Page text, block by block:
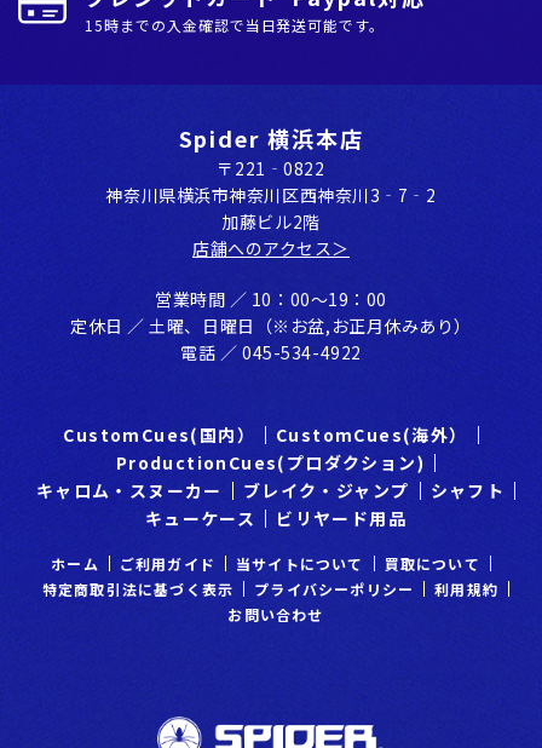
15時までの入金確認で当日発送可能です。
Spider 横浜本店
〒221‐0822
神奈川県横浜市神奈川区⻄神奈川3‐7‐2
加藤ビル2階
店舗へのアクセス＞
営業時間 ／ 10：00〜19：00
定休⽇ ／ ⼟曜、⽇曜⽇（※お盆,お正⽉休みあり）
電話 ／ 045-534-4922
CustomCues(国内）
CustomCues(海外）
ProductionCues(プロダクション)
キャロム・スヌーカー
ブレイク・ジャンプ
シャフト
キューケース
ビリヤード用品
ホーム ご利⽤ガイド 当サイトについて
買取について
特定商取引法に基づく表示
プライバシーポリシー
利⽤規約
お問い合わせ